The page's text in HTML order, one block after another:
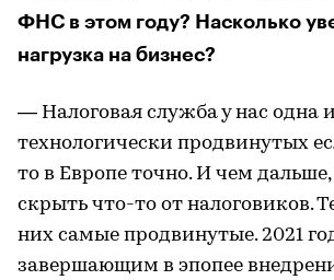
ФНС в этом году? Насколько
нагрузка на бизнес?
— Налоговая служба у нас одна
технологически продвинутых
то в Европе точно. И чем
скрыть что-то от налоговиков.
них самые продвинутые. 2021
завершающим в эпопее